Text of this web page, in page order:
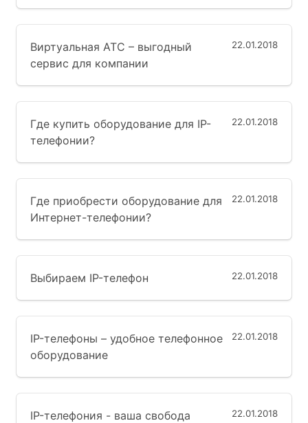
22.01.2018
Виртуальная АТС – выгодный
сервис для компании
22.01.2018
Где купить оборудование для IP-
телефонии?
22.01.2018
Где приобрести оборудование для
Интернет-телефонии?
22.01.2018
Выбираем IP-телефон
22.01.2018
IP-телефоны – удобное телефонное
оборудование
22.01.2018
IP-телефония - ваша свобода